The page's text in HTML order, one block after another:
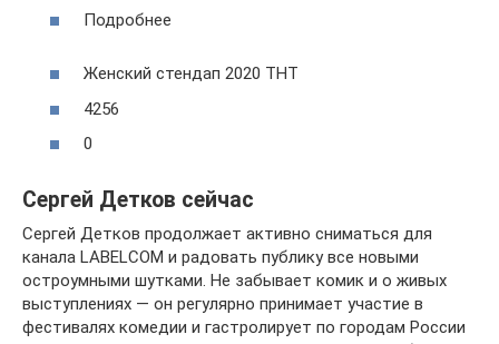
Подробнее
Женский стендап 2020 ТНТ
4256
0
Сергей Детков сейчас
Сергей Детков продолжает активно сниматься для
канала LABELCOM и радовать публику все новыми
остроумными шутками. Не забывает комик и о живых
выступлениях — он регулярно принимает участие в
фестивалях комедии и гастролирует по городам России